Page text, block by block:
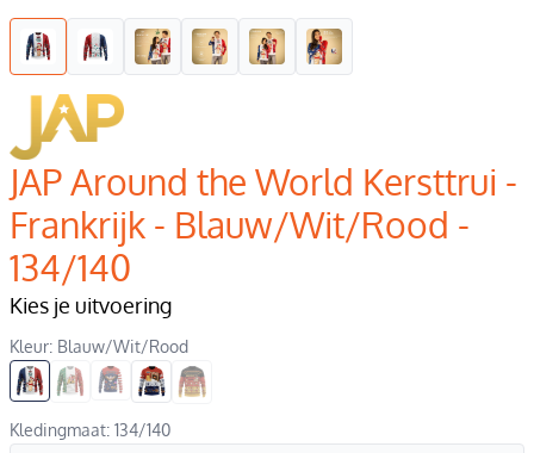
JAP Around the World Kersttrui -
Frankrijk - Blauw/Wit/Rood -
134/140
Kies je uitvoering
Kleur: Blauw/Wit/Rood
Kledingmaat: 134/140